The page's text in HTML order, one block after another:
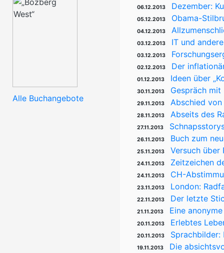
Alle Buchangebote
06.12.2013 Dezember:
05.12.2013 Obama-
04.12.2013
03.12.2013 IT und
03.12.2013
02.12.2013 Der
01.12.2013 Ideen über
30.11.2013 Gespräch
29.11.2013 Abschied von
28.11.2013 Abseits des
27.11.2013
26.11.2013 Buch zum
25.11.2013 Versuch über
24.11.2013 Zeitzeichen
24.11.2013 CH-
23.11.2013 London:
22.11.2013 Der letzte
21.11.2013 Eine
20.11.2013 Erlebtes
20.11.2013 Sprachbilder:
19.11.2013 Die